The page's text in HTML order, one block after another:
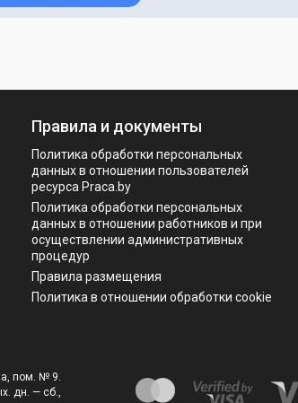
Правила и документы
Политика обработки персональных
данных в отношении пользователей
ресурса Praca.by
Политикa обработки персональных
данных в отношении работников и при
осуществлении административных
процедур
Правила размещения
Политика в отношении обработки cookie
пом. № 9.
дн. — сб.,